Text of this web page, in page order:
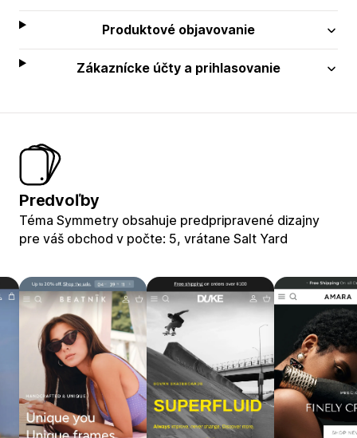
Produktové objavovanie
Zákaznícke účty a prihlasovanie
Predvoľby
Téma Symmetry obsahuje predpripravené dizajny
pre váš obchod v počte: 5, vrátane Salt Yard